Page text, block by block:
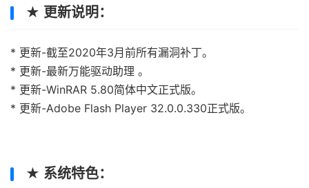
★ 更新说明：
* 更新-截至2020年3月前所有漏洞补丁。
* 更新-最新万能驱动助理 。
* 更新-WinRAR 5.80简体中文正式版。
* 更新-Adobe Flash Player 32.0.0.330正式版。
★ 系统特色：